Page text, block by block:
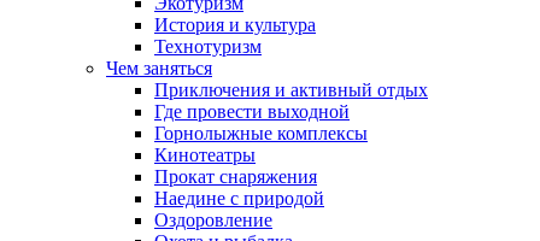
История и культура
Технотуризм
Чем заняться
Приключения и активный отдых
Где провести выходной
Горнолыжные комплексы
Кинотеатры
Прокат снаряжения
Наедине с природой
Оздоровление